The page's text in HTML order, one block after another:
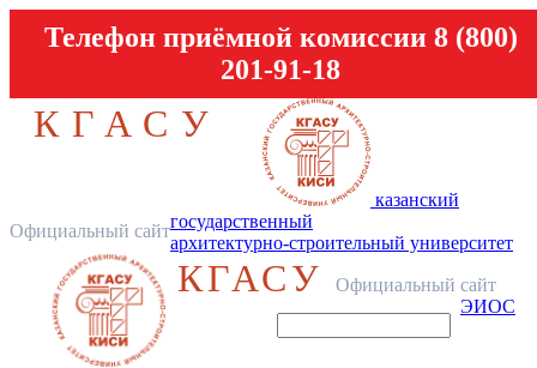
Телефон приёмной комиссии 8 (800)
201-91-18
КГАСУ
Официальный сайт
казанский
государственный
архитектурно-строительный университет
КГАСУ
Официальный сайт
ЭИОС